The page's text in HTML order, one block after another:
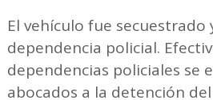
El vehículo fue secuestrado
dependencia policial.
dependencias policiales se
abocados a la detención